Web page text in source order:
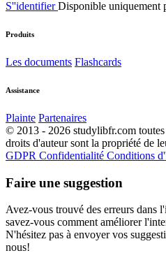
S''identifierDisponible uniquement
Produits
Les documents Flashcards
Assistance
Plainte Partenaires
© 2013 - 2026 studylibfr.com toutes
droits d'auteur sont la propriété de
GDPR Confidentialité Conditions
Faire une suggestion
Avez-vous trouvé des erreurs dans
savez-vous comment améliorer
N'hésitez pas à envoyer vos
nous!